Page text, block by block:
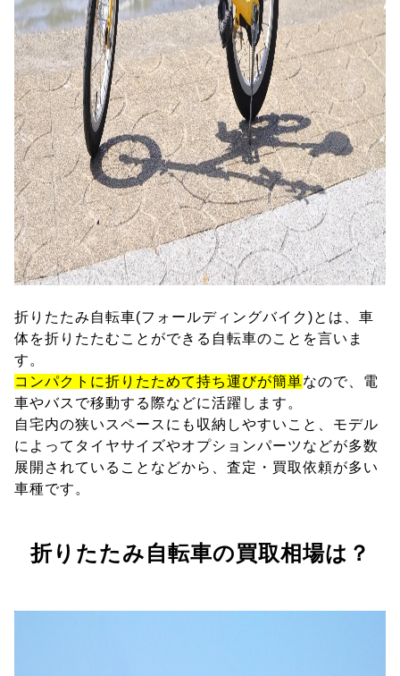
折りたたみ自転車(フォールディングバイク)とは、車
体を折りたたむことができる自転車のことを言いま
す。
コンパクトに折りたためて持ち運びが簡単なので、電
車やバスで移動する際などに活躍します。
自宅内の狭いスペースにも収納しやすいこと、モデル
によってタイヤサイズやオプションパーツなどが多数
展開されていることなどから、査定・買取依頼が多い
車種です。
折りたたみ自転車の買取相場は？